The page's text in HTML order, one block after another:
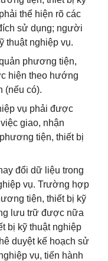
thể hiện rõ các
sử dụng; người
thuật nghiệp vụ.
phương tiện,
hiện theo hướng
(nếu có).
vụ phải được
giao, nhận
tiện, thiết bị
đổi dữ liệu trong
vụ. Trường hợp
tiện, thiết bị kỹ
lưu trữ được nữa
bị kỹ thuật nghiệp
duyệt kế hoạch sử
vụ, tiến hành